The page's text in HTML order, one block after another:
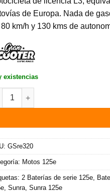
de Europa. Nada de
km/h y 130 kms de
existencias
eléctrica 125e SUNRA
GSre320
Motos 125e
2 Baterías de serie 125e
,Sunra ,Sunra 125e